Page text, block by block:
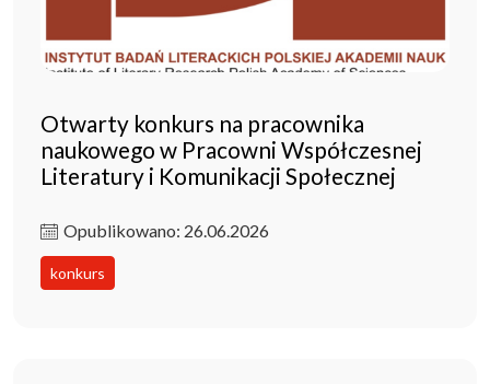
Otwarty konkurs na pracownika
naukowego w Pracowni Współczesnej
Literatury i Komunikacji Społecznej
Opublikowano: 26.06.2026
konkurs